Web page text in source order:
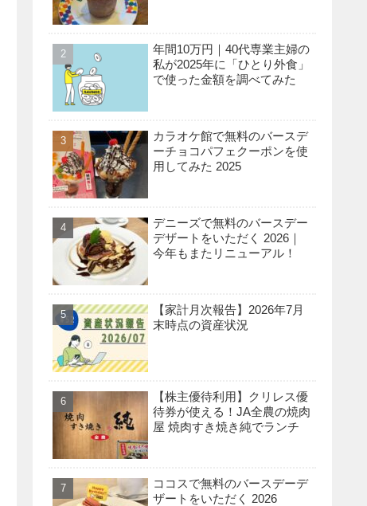
年間10万円｜40代専業主婦の
私が2025年に「ひとり外食」
で使った金額を調べてみた
カラオケ館で無料のバースデ
ーチョコパフェクーポンを使
用してみた 2025
デニーズで無料のバースデー
デザートをいただく 2026｜
今年もまたリニューアル！
【家計月次報告】2026年7月
末時点の資産状況
【株主優待利用】クリレス優
待券が使える！JA全農の焼肉
屋 焼肉すき焼き純でランチ
ココスで無料のバースデーデ
ザートをいただく 2026